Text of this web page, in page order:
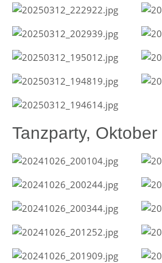
Tanzparty,